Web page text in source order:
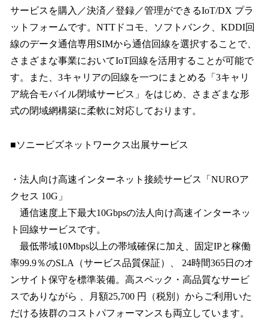
サービスを購入／決済／登録／管理ができるIoT/DX プラ
ットフォームです。NTTドコモ、ソフトバンク、KDDI回
線のデータ通信専用SIMから通信回線を選択することで、
さまざまな事業においてIoT回線を活用することが可能で
す。また、3キャリアの回線を一つにまとめる「3キャリ
ア統合モバイル閉域サービス」をはじめ、さまざまな形
式の閉域網構築に柔軟に対応しております。
■ソニービズネットワークス出展サービス
・法人向け高速インターネット接続サービス「NUROア
クセス 10G」
通信速度上下最大10Gbpsの法人向け高速インターネッ
ト回線サービスです。
最低帯域10Mbps以上の帯域確保に加え、固定IPと稼働
率99.9％のSLA（サービス品質保証）、 24時間365日のオ
ンサイト保守を標準装備。高スペック・高品質なサービ
スでありながら 、月額25,700 円（税別）からご利用いた
だける抜群のコストパフォーマンスも両立しています。